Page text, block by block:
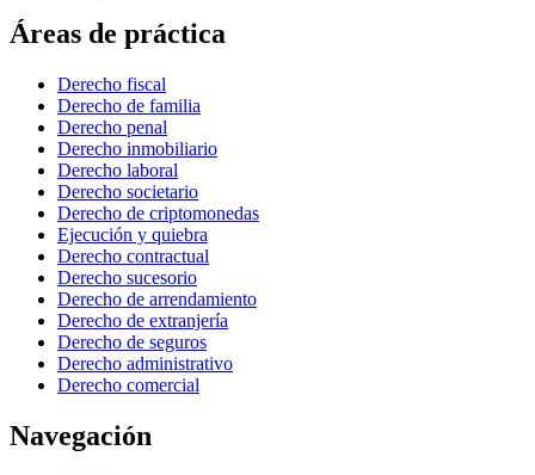
Áreas de práctica
Derecho fiscal
Derecho de familia
Derecho penal
Derecho inmobiliario
Derecho laboral
Derecho societario
Derecho de criptomonedas
Ejecución y quiebra
Derecho contractual
Derecho sucesorio
Derecho de arrendamiento
Derecho de extranjería
Derecho de seguros
Derecho administrativo
Derecho comercial
Navegación